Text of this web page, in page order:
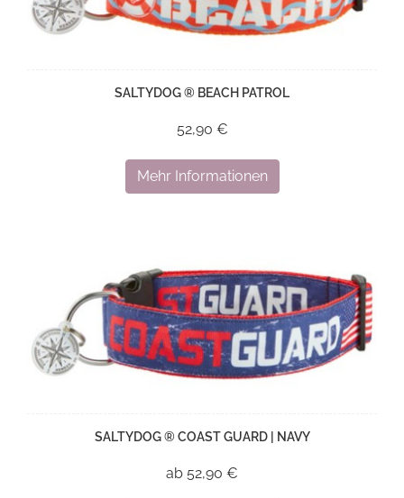
SALTYDOG ® BEACH PATROL
52,90 €
Mehr Informationen
SALTYDOG ® COAST GUARD | NAVY
ab 52,90 €